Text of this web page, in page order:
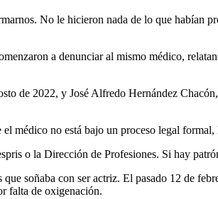
No le hicieron nada de lo que habían
a denunciar al mismo médico,
de 2022, y José Alfredo Hernández
no está bajo un proceso legal formal,
o la Dirección de Profesiones. Si hay
soñaba con ser actriz. El pasado 12 de
falta de oxigenación.